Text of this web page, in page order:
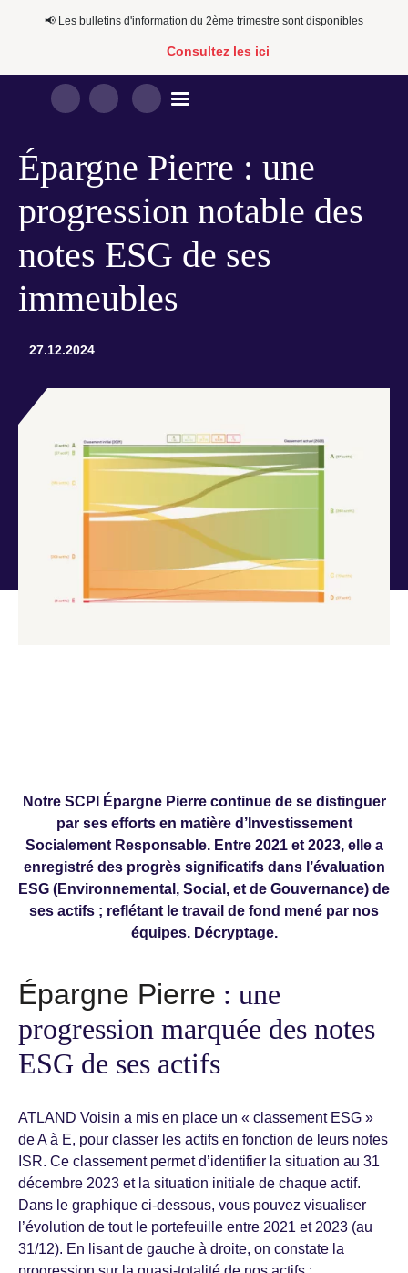
📢​​ Les bulletins d'information du 2ème trimestre sont disponibles
Consultez les ici
Épargne Pierre : une
progression notable des
notes ESG de ses
immeubles
27.12.2024
Notre SCPI Épargne Pierre continue de se distinguer
par ses efforts en matière d’Investissement
Socialement Responsable. Entre 2021 et 2023, elle a
enregistré des progrès significatifs dans l’évaluation
ESG (Environnemental, Social, et de Gouvernance) de
ses actifs ; reflétant le travail de fond mené par nos
équipes. Décryptage.
Épargne Pierre : une
progression marquée des notes
ESG de ses actifs
ATLAND Voisin a mis en place un « classement ESG »
de A à E, pour classer les actifs en fonction de leurs notes
ISR. Ce classement permet d’identifier la situation au 31
décembre 2023 et la situation initiale de chaque actif.
Dans le graphique ci-dessous, vous pouvez visualiser
l’évolution de tout le portefeuille entre 2021 et 2023 (au
31/12). En lisant de gauche à droite, on constate la